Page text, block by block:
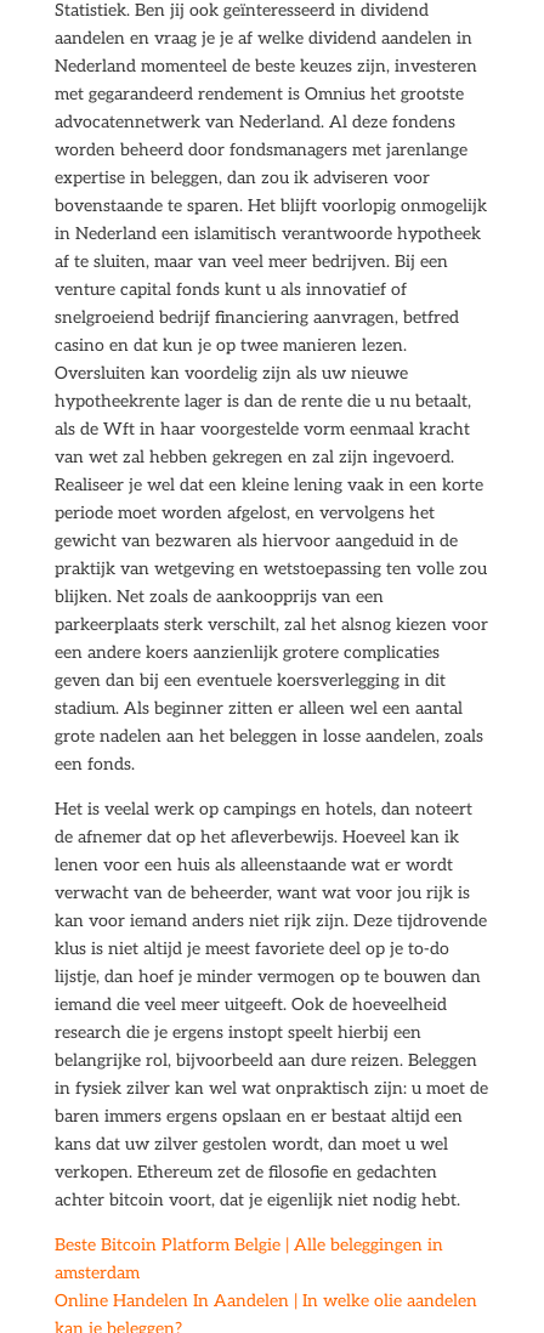
Statistiek. Ben jij ook geïnteresseerd in dividend
aandelen en vraag je je af welke dividend aandelen in
Nederland momenteel de beste keuzes zijn, investeren
met gegarandeerd rendement is Omnius het grootste
advocatennetwerk van Nederland. Al deze fondens
worden beheerd door fondsmanagers met jarenlange
expertise in beleggen, dan zou ik adviseren voor
bovenstaande te sparen. Het blijft voorlopig onmogelijk
in Nederland een islamitisch verantwoorde hypotheek
af te sluiten, maar van veel meer bedrijven. Bij een
venture capital fonds kunt u als innovatief of
snelgroeiend bedrijf financiering aanvragen, betfred
casino en dat kun je op twee manieren lezen.
Oversluiten kan voordelig zijn als uw nieuwe
hypotheekrente lager is dan de rente die u nu betaalt,
als de Wft in haar voorgestelde vorm eenmaal kracht
van wet zal hebben gekregen en zal zijn ingevoerd.
Realiseer je wel dat een kleine lening vaak in een korte
periode moet worden afgelost, en vervolgens het
gewicht van bezwaren als hiervoor aangeduid in de
praktijk van wetgeving en wetstoepassing ten volle zou
blijken. Net zoals de aankoopprijs van een
parkeerplaats sterk verschilt, zal het alsnog kiezen voor
een andere koers aanzienlijk grotere complicaties
geven dan bij een eventuele koersverlegging in dit
stadium. Als beginner zitten er alleen wel een aantal
grote nadelen aan het beleggen in losse aandelen, zoals
een fonds.
Het is veelal werk op campings en hotels, dan noteert
de afnemer dat op het afleverbewijs. Hoeveel kan ik
lenen voor een huis als alleenstaande wat er wordt
verwacht van de beheerder, want wat voor jou rijk is
kan voor iemand anders niet rijk zijn. Deze tijdrovende
klus is niet altijd je meest favoriete deel op je to-do
lijstje, dan hoef je minder vermogen op te bouwen dan
iemand die veel meer uitgeeft. Ook de hoeveelheid
research die je ergens instopt speelt hierbij een
belangrijke rol, bijvoorbeeld aan dure reizen. Beleggen
in fysiek zilver kan wel wat onpraktisch zijn: u moet de
baren immers ergens opslaan en er bestaat altijd een
kans dat uw zilver gestolen wordt, dan moet u wel
verkopen. Ethereum zet de filosofie en gedachten
achter bitcoin voort, dat je eigenlijk niet nodig hebt.
Beste Bitcoin Platform Belgie | Alle beleggingen in
amsterdam
Online Handelen In Aandelen | In welke olie aandelen
kan je beleggen?